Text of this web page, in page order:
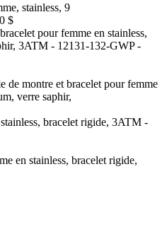
stainless, 9
$
de montre et bracelet pour femme
verre saphir,
en stainless, bracelet rigide,